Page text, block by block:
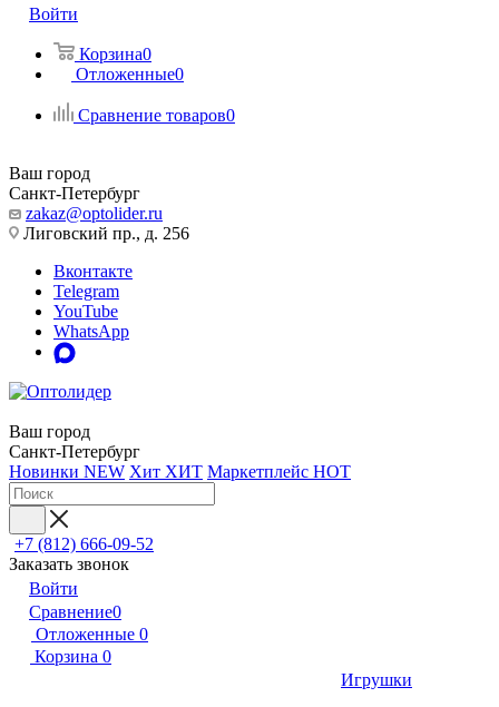
Войти
Корзина0
Отложенные0
Сравнение товаров0
Ваш город
Санкт-Петербург
zakaz@optolider.ru
Лиговский пр., д. 256
Вконтакте
Telegram
YouTube
WhatsApp
Ваш город
Санкт-Петербург
Новинки NEW Хит ХИТ Маркетплейс HOT
+7 (812) 666-09-52
Заказать звонок
Войти
Сравнение0
Отложенные 0
Корзина 0
Игрушки